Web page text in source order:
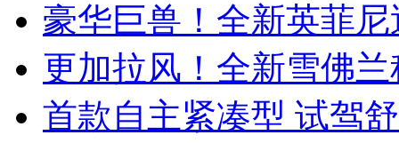
豪华巨兽！全新英菲
更加拉风！全新雪佛
首款自主紧凑型 试驾